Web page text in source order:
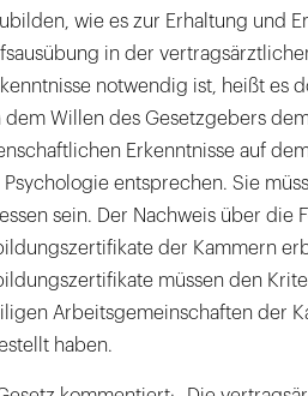
wie es zur Erhaltung und
in der
notwendig ist, heißt es
dem Willen des Gesetzgebers
Erkenntnisse auf
entsprechen. Sie
sein. Der Nachweis über die
der Kammern
müssen den
Arbeitsgemeinschaften der
haben.